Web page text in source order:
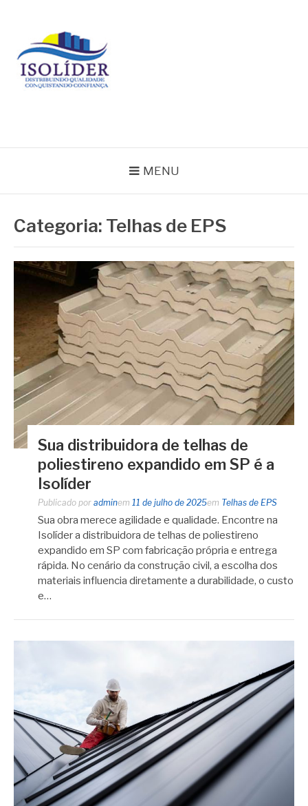
conteúdo
MENU
Categoria: Telhas de EPS
Sua distribuidora de telhas de
poliestireno expandido em SP é a
Isolíder
Publicado por adminem 11 de julho de 2025em Telhas de EPS
Sua obra merece agilidade e qualidade. Encontre na
Isolíder a distribuidora de telhas de poliestireno
expandido em SP com fabricação própria e entrega
rápida. No cenário da construção civil, a escolha dos
materiais influencia diretamente a durabilidade, o custo
e…